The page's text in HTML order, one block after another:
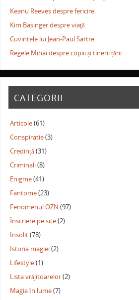
Keanu Reeves despre fericire
Kim Basinger despre viaţă
Cuvintele lui Jean-Paul Sartre
Regele Mihai despre copiii și tinerii țării
CATEGORII
Articole(61)
Conspiratie(3)
Credință(31)
Criminali(8)
Enigme(41)
Fantome(23)
Fenomenul OZN (97)
Înscriere pe site(2)
Insolit(78)
Istoria magiei(2)
Lifestyle(1)
Lista vrăjitoarelor(2)
Magia în lume(7)